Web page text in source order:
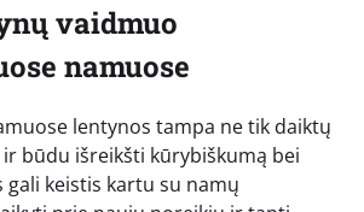
vaidmuo
namuose
lentynos tampa ne tik daiktų
būdu išreikšti kūrybiškumą bei
gali keistis kartu su namų